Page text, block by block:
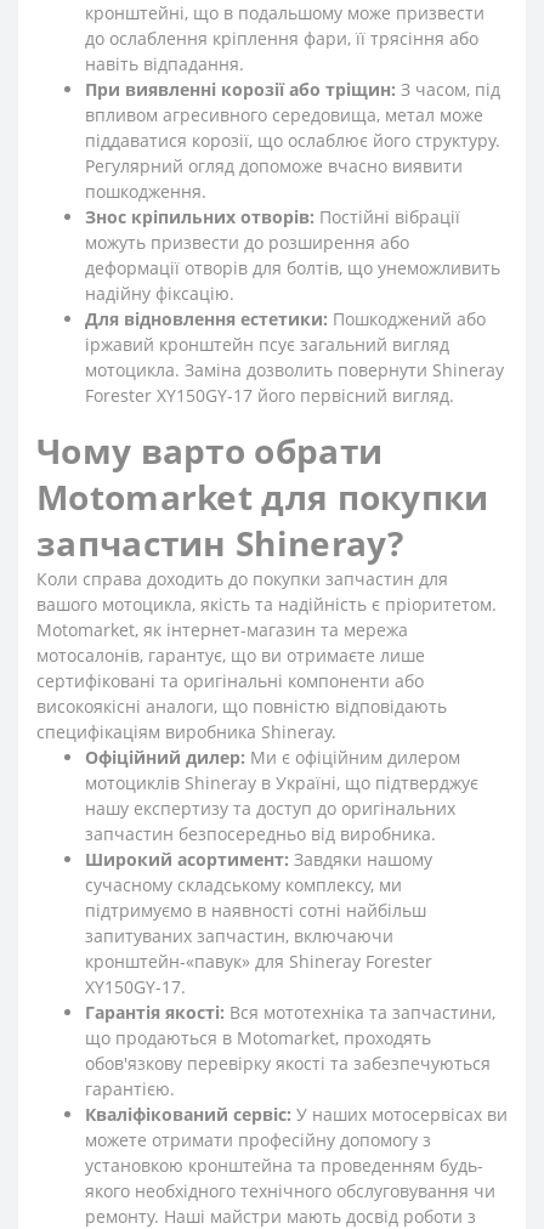
кронштейні, що в подальшому може призвести
до ослаблення кріплення фари, її трясіння або
навіть відпадання.
При виявленні корозії або тріщин: З часом, під
впливом агресивного середовища, метал може
піддаватися корозії, що ослаблює його структуру.
Регулярний огляд допоможе вчасно виявити
пошкодження.
Знос кріпильних отворів: Постійні вібрації
можуть призвести до розширення або
деформації отворів для болтів, що унеможливить
надійну фіксацію.
Для відновлення естетики: Пошкоджений або
іржавий кронштейн псує загальний вигляд
мотоцикла. Заміна дозволить повернути Shineray
Forester XY150GY-17 його первісний вигляд.
Чому варто обрати
Motomarket для покупки
запчастин Shineray?
Коли справа доходить до покупки запчастин для
вашого мотоцикла, якість та надійність є пріоритетом.
Motomarket, як інтернет-магазин та мережа
мотосалонів, гарантує, що ви отримаєте лише
сертифіковані та оригінальні компоненти або
високоякісні аналоги, що повністю відповідають
специфікаціям виробника Shineray.
Офіційний дилер: Ми є офіційним дилером
мотоциклів Shineray в Україні, що підтверджує
нашу експертизу та доступ до оригінальних
запчастин безпосередньо від виробника.
Широкий асортимент: Завдяки нашому
сучасному складському комплексу, ми
підтримуємо в наявності сотні найбільш
запитуваних запчастин, включаючи
кронштейн-«павук» для Shineray Forester
XY150GY-17.
Гарантія якості: Вся мототехніка та запчастини,
що продаються в Motomarket, проходять
обов'язкову перевірку якості та забезпечуються
гарантією.
Кваліфікований сервіс: У наших мотосервісах ви
можете отримати професійну допомогу з
установкою кронштейна та проведенням будь-
якого необхідного технічного обслуговування чи
ремонту. Наші майстри мають досвід роботи з